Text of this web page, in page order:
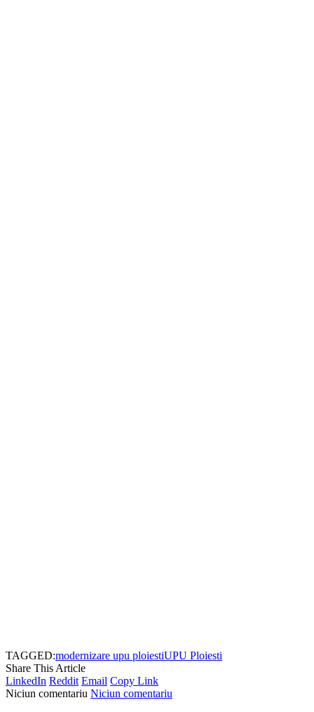
TAGGED:modernizare upu ploiestiUPU Ploiesti
Share This Article
LinkedIn Reddit Email Copy Link
Niciun comentariu Niciun comentariu